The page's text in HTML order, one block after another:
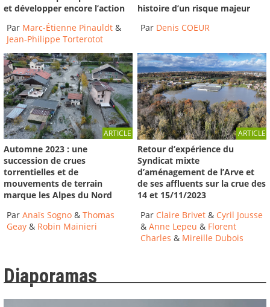
et développer encore l’action
Par Marc-Étienne Pinauldt &
Jean-Philippe Torterotot
histoire d’un risque majeur
Par Denis COEUR
ARTICLE
Automne 2023 : une
succession de crues
torrentielles et de
mouvements de terrain
marque les Alpes du Nord
Par Anaïs Sogno & Thomas
Geay & Robin Mainieri
ARTICLE
Retour d’expérience du
Syndicat mixte
d’aménagement de l’Arve et
de ses affluents sur la crue des
14 et 15/11/2023
Par Claire Brivet & Cyril Jousse
&Anne Lepeu& Florent
Charles & Mireille Dubois
Diaporamas